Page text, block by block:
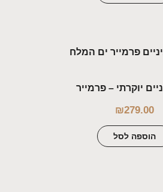
יוקרתי – פרמייר
₪279.00
הוספה לסל